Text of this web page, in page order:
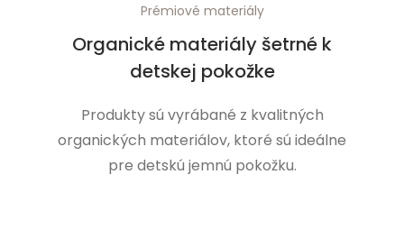
Prémiové materiály
Organické materiály šetrné k
detskej pokožke
Produkty sú vyrábané z kvalitných
organických materiálov, ktoré sú ideálne
pre detskú jemnú pokožku.